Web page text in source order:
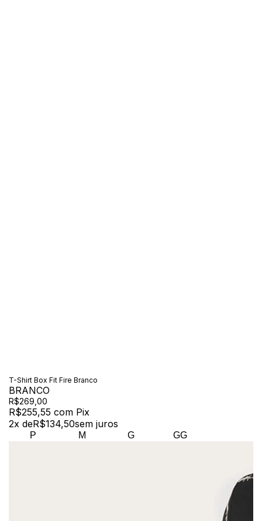
T-Shirt Box Fit Fire Branco
BRANCO
R$269,00
R$255,55 com Pix
2x deR$134,50sem juros
P M G GG